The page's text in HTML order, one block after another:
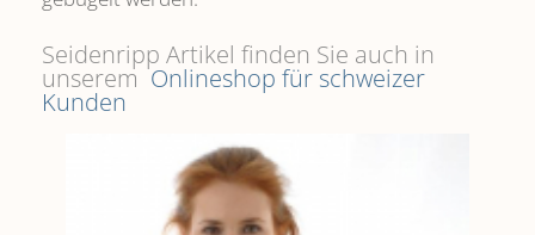
Seidenripp Artikel finden Sie auch in
unserem Onlineshop für schweizer
Kunden